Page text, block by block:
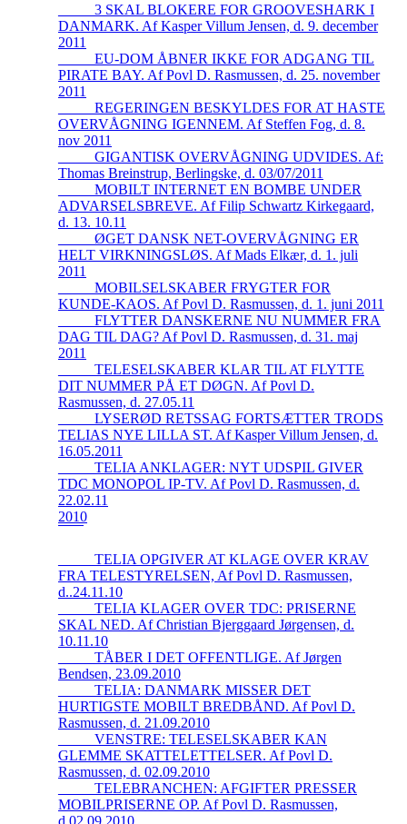
_____3 SKAL BLOKERE FOR GROOVESHARK I
DANMARK. Af Kasper Villum Jensen, d. 9. december
2011
_____EU-DOM ÅBNER IKKE FOR ADGANG TIL
PIRATE BAY. Af Povl D. Rasmussen, d. 25. november
2011
_____REGERINGEN BESKYLDES FOR AT HASTE
OVERVÅGNING IGENNEM. Af Steffen Fog, d. 8.
nov 2011
_____GIGANTISK OVERVÅGNING UDVIDES. Af:
Thomas Breinstrup, Berlingske, d. 03/07/2011
_____MOBILT INTERNET EN BOMBE UNDER
ADVARSELSBREVE. Af Filip Schwartz Kirkegaard,
d. 13. 10.11
_____ØGET DANSK NET-OVERVÅGNING ER
HELT VIRKNINGSLØS. Af Mads Elkær, d. 1. juli
2011
_____MOBILSELSKABER FRYGTER FOR
KUNDE-KAOS. Af Povl D. Rasmussen, d. 1. juni 2011
_____FLYTTER DANSKERNE NU NUMMER FRA
DAG TIL DAG? Af Povl D. Rasmussen, d. 31. maj
2011
_____TELESELSKABER KLAR TIL AT FLYTTE
DIT NUMMER PÅ ET DØGN. Af Povl D.
Rasmussen, d. 27.05.11
_____LYSERØD RETSSAG FORTSÆTTER TRODS
TELIAS NYE LILLA ST. Af Kasper Villum Jensen, d.
16.05.2011
_____TELIA ANKLAGER: NYT UDSPIL GIVER
TDC MONOPOL IP-TV. Af Povl D. Rasmussen, d.
22.02.11
2010
_____TELIA OPGIVER AT KLAGE OVER KRAV
FRA TELESTYRELSEN, Af Povl D. Rasmussen,
d..24.11.10
_____TELIA KLAGER OVER TDC: PRISERNE
SKAL NED. Af Christian Bjerggaard Jørgensen, d.
10.11.10
_____TÅBER I DET OFFENTLIGE. Af Jørgen
Bendsen, 23.09.2010
_____TELIA: DANMARK MISSER DET
HURTIGSTE MOBILT BREDBÅND. Af Povl D.
Rasmussen, d. 21.09.2010
_____VENSTRE: TELESELSKABER KAN
GLEMME SKATTELETTELSER. Af Povl D.
Rasmussen, d. 02.09.2010
_____TELEBRANCHEN: AFGIFTER PRESSER
MOBILPRISERNE OP. Af Povl D. Rasmussen,
d.02.09.2010